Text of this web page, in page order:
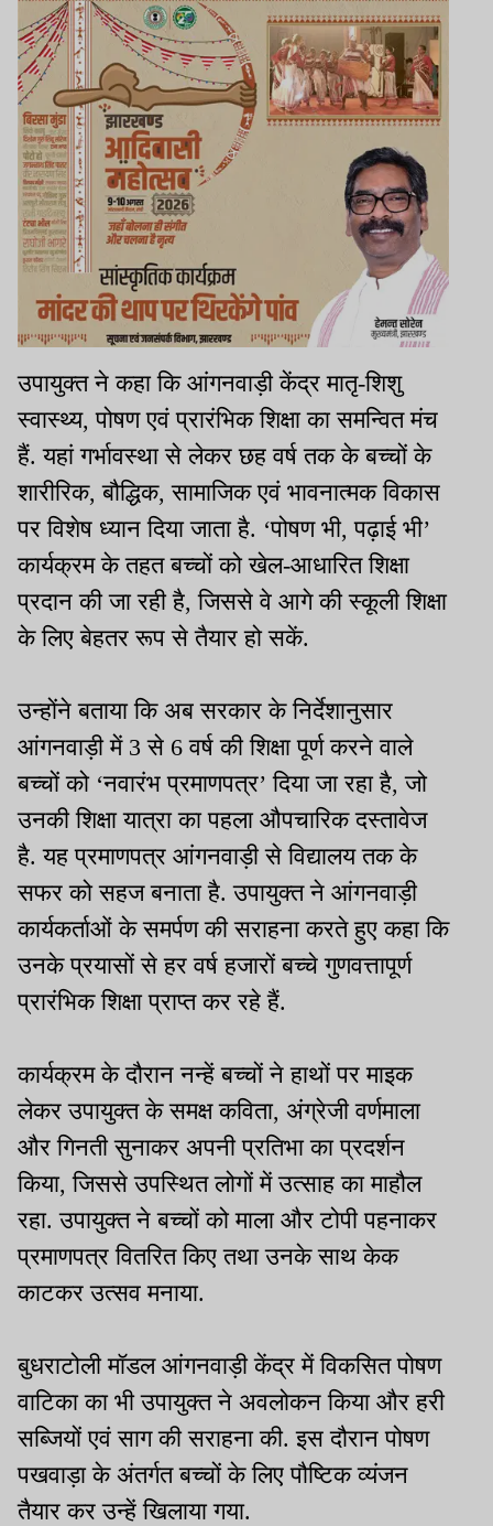
उपायुक्त ने कहा कि आंगनवाड़ी केंद्र मातृ-शिशु
स्वास्थ्य, पोषण एवं प्रारंभिक शिक्षा का समन्वित मंच
हैं. यहां गर्भावस्था से लेकर छह वर्ष तक के बच्चों के
शारीरिक, बौद्धिक, सामाजिक एवं भावनात्मक विकास
पर विशेष ध्यान दिया जाता है. ‘पोषण भी, पढ़ाई भी’
कार्यक्रम के तहत बच्चों को खेल-आधारित शिक्षा
प्रदान की जा रही है, जिससे वे आगे की स्कूली शिक्षा
के लिए बेहतर रूप से तैयार हो सकें.
उन्होंने बताया कि अब सरकार के निर्देशानुसार
आंगनवाड़ी में 3 से 6 वर्ष की शिक्षा पूर्ण करने वाले
बच्चों को ‘नवारंभ प्रमाणपत्र’ दिया जा रहा है, जो
उनकी शिक्षा यात्रा का पहला औपचारिक दस्तावेज
है. यह प्रमाणपत्र आंगनवाड़ी से विद्यालय तक के
सफर को सहज बनाता है. उपायुक्त ने आंगनवाड़ी
कार्यकर्ताओं के समर्पण की सराहना करते हुए कहा कि
उनके प्रयासों से हर वर्ष हजारों बच्चे गुणवत्तापूर्ण
प्रारंभिक शिक्षा प्राप्त कर रहे हैं.
कार्यक्रम के दौरान नन्हें बच्चों ने हाथों पर माइक
लेकर उपायुक्त के समक्ष कविता, अंग्रेजी वर्णमाला
और गिनती सुनाकर अपनी प्रतिभा का प्रदर्शन
किया, जिससे उपस्थित लोगों में उत्साह का माहौल
रहा. उपायुक्त ने बच्चों को माला और टोपी पहनाकर
प्रमाणपत्र वितरित किए तथा उनके साथ केक
काटकर उत्सव मनाया.
बुधराटोली मॉडल आंगनवाड़ी केंद्र में विकसित पोषण
वाटिका का भी उपायुक्त ने अवलोकन किया और हरी
सब्जियों एवं साग की सराहना की. इस दौरान पोषण
पखवाड़ा के अंतर्गत बच्चों के लिए पौष्टिक व्यंजन
तैयार कर उन्हें खिलाया गया.